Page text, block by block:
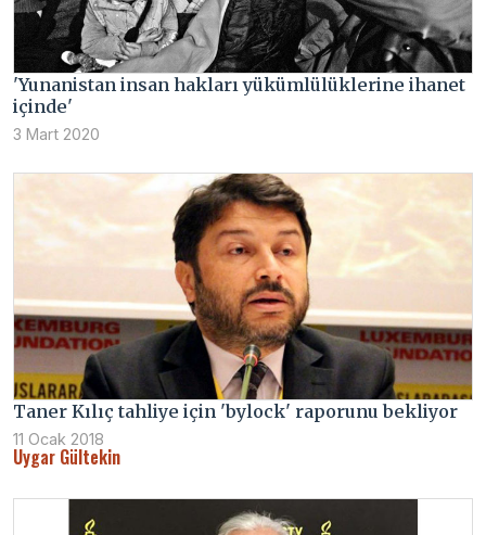
'Yunanistan insan hakları yükümlülüklerine ihanet
içinde'
3 Mart 2020
Taner Kılıç tahliye için 'bylock' raporunu bekliyor
11 Ocak 2018
Uygar Gültekin